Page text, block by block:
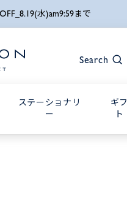
水)am9:59まで
Search
ステーショナリ
ー
ギフ
ト